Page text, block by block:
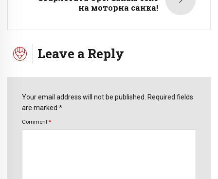
на моторна санка!
Leave a Reply
Your email address will not be published. Required fields
are marked *
Comment *